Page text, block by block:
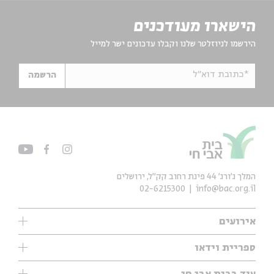
הישארו מעודכנים
הירשמו לניוזלטר שלנו וקבלו עדכונים ישר למייל
*כתובת דוא"ל הרשמה
אירועים
עיון
אנגלית
ספריית וידאו
ילדים
המלך ג'ורג' 44 פינת רחוב קק״ל, ירושלים
info@bac.org.il
02-6215300